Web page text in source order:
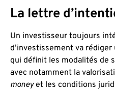
La lettre
Un investisseur toujours
d’investissement va
qui définit les modalités de
avec notamment la
moneyet les conditions